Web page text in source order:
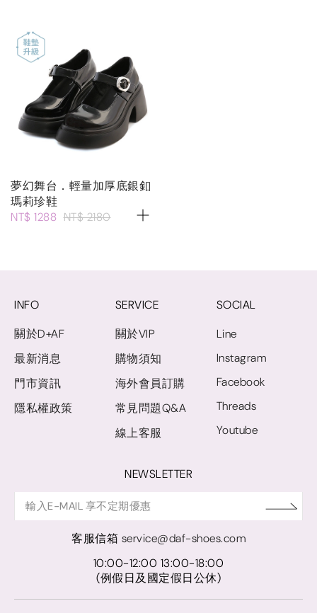
夢幻舞台．輕量加厚底銀釦
瑪莉珍鞋
NT$ 1288 NT$ 2180
INFO
關於D+AF
最新消息
門市資訊
隱私權政策
SERVICE
關於VIP
購物須知
海外會員訂購
常見問題Q&A
線上客服
SOCIAL
Line
Instagram
Facebook
Threads
Youtube
NEWSLETTER
客服信箱 service@daf-shoes.com
10:00-12:00 13:00-18:00
(例假日及國定假日公休)